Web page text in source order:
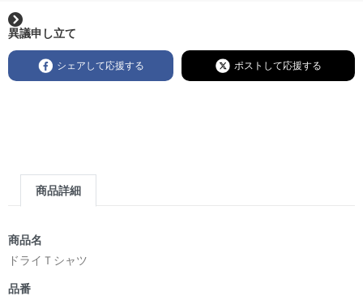
異議申し立て
シェアして応援する ポストして応援する
商品詳細
商品名
ドライＴシャツ
品番